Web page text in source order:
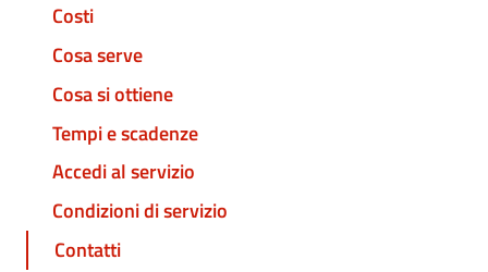
Costi
Cosa serve
Cosa si ottiene
Tempi e scadenze
Accedi al servizio
Condizioni di servizio
Contatti